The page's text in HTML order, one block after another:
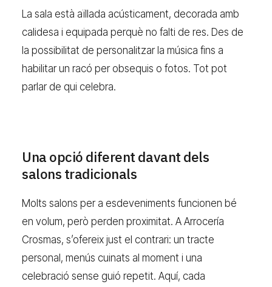
La sala està aïllada acústicament, decorada amb
calidesa i equipada perquè no falti de res. Des de
la possibilitat de personalitzar la música fins a
habilitar un racó per obsequis o fotos. Tot pot
parlar de qui celebra.
Una opció diferent davant dels
salons tradicionals
Molts salons per a esdeveniments funcionen bé
en volum, però perden proximitat. A Arrocería
Crosmas, s’ofereix just el contrari: un tracte
personal, menús cuinats al moment i una
celebració sense guió repetit. Aquí, cada